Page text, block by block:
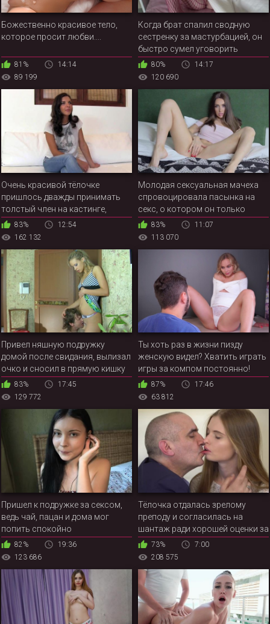
Божественно красивое тело,
которое просит любви....
81%
14:14
89 199
Когда брат спалил сводную
сестренку за мастурбацией, он
быстро сумел уговорить
русскую красотку на секс
80%
14:17
120 690
Очень красивой тёлочке
пришлось дважды принимать
толстый член на кастинге,
чтобы агент испытал обе
дырочки русской девки
83%
12:54
162 132
Молодая сексуальная мачеха
спровоцировала пасынка на
секс, о котором он только
мечтал
83%
11:07
113 070
Привел няшную подружку
домой после свидания, вылизал
очко и сносил в прямую кишку
83%
17:45
129 772
Ты хоть раз в жизни пизду
женскую видел? Хватить играть
игры за компом постоянно!
87%
17:46
63 812
Пришел к подружке за сексом,
ведь чай, пацан и дома мог
попить спокойно
82%
19:36
123 686
Тёлочка отдалась зрелому
преподу и согласилась на
шантаж ради хорошей оценки за
экзамен
73%
7:00
208 575